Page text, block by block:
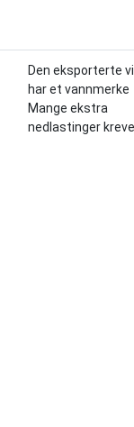
Den eksporterte
har et vannmerke
Mange ekstra
nedlastinger